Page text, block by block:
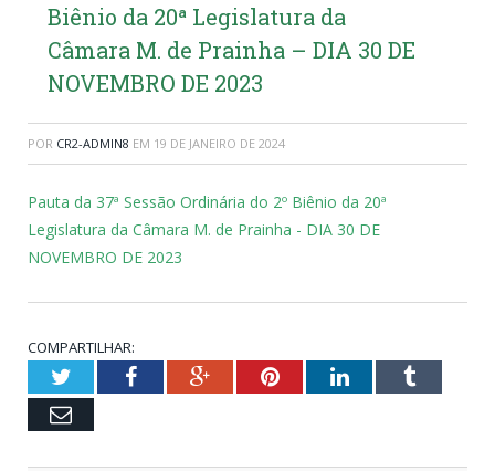
Biênio da 20ª Legislatura da
Câmara M. de Prainha – DIA 30 DE
NOVEMBRO DE 2023
POR CR2-ADMIN8 EM 19 DE JANEIRO DE 2024
Pauta da 37ª Sessão Ordinária do 2º Biênio da 20ª
Legislatura da Câmara M. de Prainha - DIA 30 DE
NOVEMBRO DE 2023
COMPARTILHAR:
TwitterFacebookGoogle+PinterestLinkedInTumblr
Email